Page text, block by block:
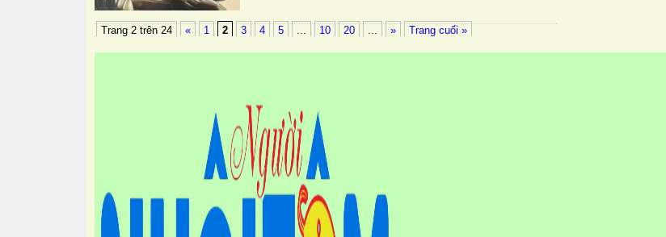
Trang 2 trên 24 « 1 2 3 4 5 ... 10 20 ... » Trang cuối »